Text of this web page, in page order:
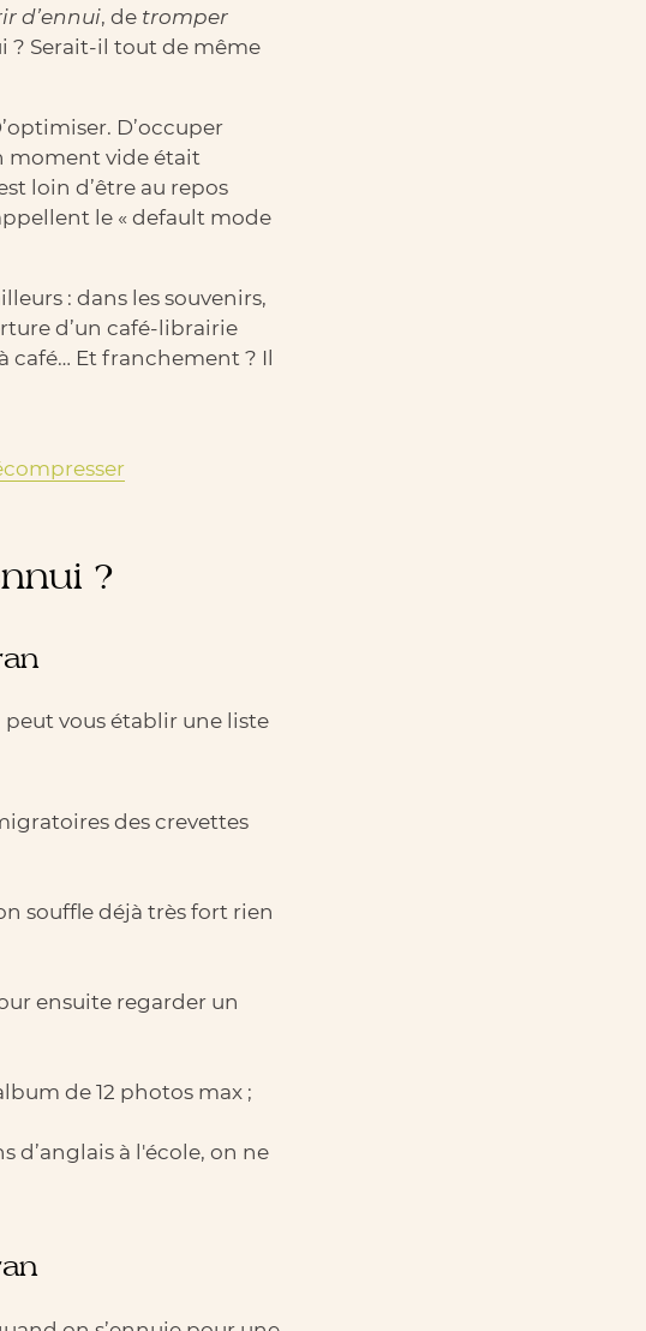
d’ennui, de tromper
? Serait-il tout de même
D’occuper
moment vide était
loin d’être au repos
le « default mode
: dans les souvenirs,
d’un café-librairie
café… Et franchement ? Il
?
vous établir une liste
des crevettes
souffle déjà très fort rien
ensuite regarder un
de 12 photos max ;
d’anglais à l'école, on ne